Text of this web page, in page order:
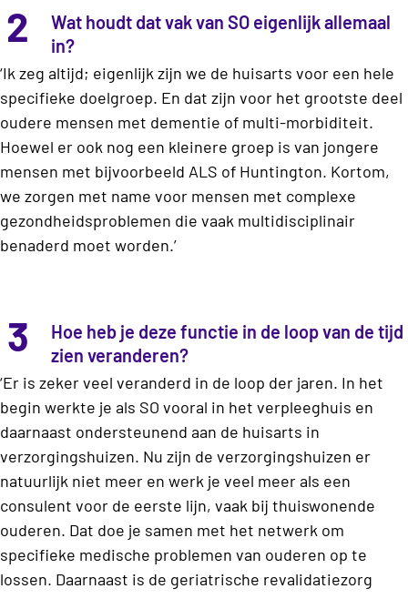
2
Wat houdt dat vak van SO eigenlijk allemaal
in?
‘Ik zeg altijd; eigenlijk zijn we de huisarts voor een hele
specifieke doelgroep. En dat zijn voor het grootste deel
oudere mensen met dementie of multi-morbiditeit.
Hoewel er ook nog een kleinere groep is van jongere
mensen met bijvoorbeeld ALS of Huntington. Kortom,
we zorgen met name voor mensen met complexe
gezondheidsproblemen die vaak multidisciplinair
benaderd moet worden.’
3
Hoe heb je deze functie in de loop van de tijd
zien veranderen?
‘Er is zeker veel veranderd in de loop der jaren. In het
begin werkte je als SO vooral in het verpleeghuis en
daarnaast ondersteunend aan de huisarts in
verzorgingshuizen. Nu zijn de verzorgingshuizen er
natuurlijk niet meer en werk je veel meer als een
consulent voor de eerste lijn, vaak bij thuiswonende
ouderen. Dat doe je samen met het netwerk om
specifieke medische problemen van ouderen op te
lossen. Daarnaast is de geriatrische revalidatiezorg